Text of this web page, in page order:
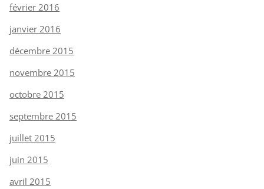
février 2016
janvier 2016
décembre 2015
novembre 2015
octobre 2015
septembre 2015
juillet 2015
juin 2015
avril 2015